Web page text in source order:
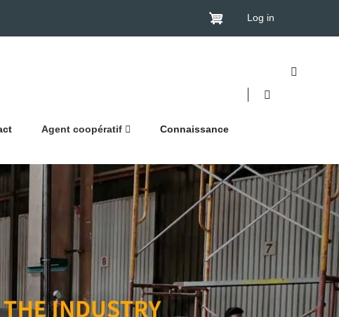
Log in
Agent coopératif Connaissance